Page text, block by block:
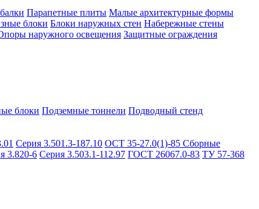
Парапетные плиты Малые архитектурные формы
блоки Блоки наружных стен Набережные стены
наружного освещения Защитные ограждения
блоки Подземные тоннели Подводный стенд
Серия 3.501.3-187.10 ОСТ 35-27.0(1)-85 Сборные
3.820-6 Серия 3.503.1-112.97 ГОСТ 26067.0-83 ТУ 57-368